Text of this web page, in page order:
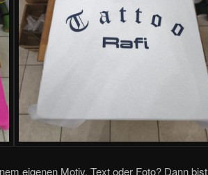
eigenen Motiv, Text oder Foto? Dann bist